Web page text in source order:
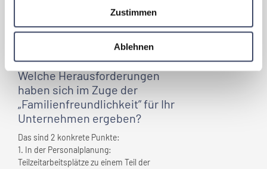
Zustimmen
Ablehnen
jede Mitarbeiterinn/jeder Mitarbeitern samt
deren Familienangehörige ein "Nestlé
Botschafter" und formt das Image des
Welche Herausforderungen
haben sich im Zuge der
„Familienfreundlichkeit” für Ihr
Unternehmen ergeben?
Das sind 2 konkrete Punkte:
1. In der Personalplanung:
Teilzeitarbeitsplätze zu einem Teil der